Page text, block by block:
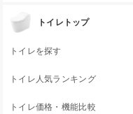
トイレトップ
トイレを探す
トイレ人気ランキング
トイレ価格・機能比較